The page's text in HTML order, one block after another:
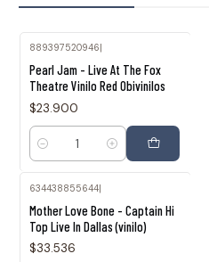
889397520946|
Pearl Jam - Live At The Fox
Theatre Vinilo Red Obivinilos
$23.900
Cantidad
634438855644|
Mother Love Bone - Captain Hi
Top Live In Dallas (vinilo)
$33.536